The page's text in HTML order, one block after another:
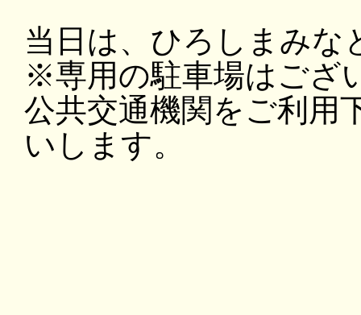
当日は、ひろしまみな
※専用の駐車場はござ
公共交通機関をご利用
いします。